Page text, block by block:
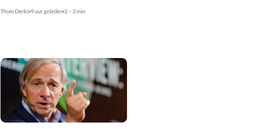
Thom Derks 9 uur geleden 2 – 3 min